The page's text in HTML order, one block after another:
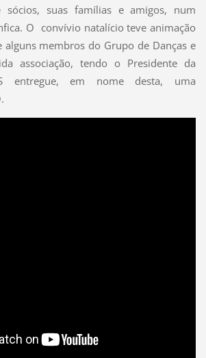
sócios, suas famílias e amigos, num
O convívio natalício teve animação
alguns membros do Grupo de Danças e
associação, tendo o Presidente da
entregue, em nome desta, uma